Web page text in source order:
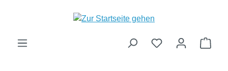
Zum Hauptinhalt springen